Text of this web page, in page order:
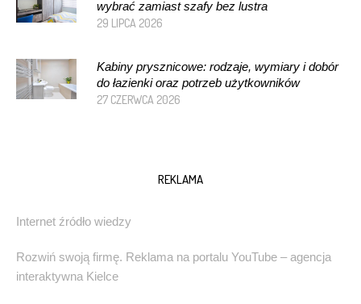
wybrać zamiast szafy bez lustra
29 LIPCA 2026
Kabiny prysznicowe: rodzaje, wymiary i dobór
do łazienki oraz potrzeb użytkowników
27 CZERWCA 2026
REKLAMA
Internet źródło wiedzy
Rozwiń swoją firmę. Reklama na portalu YouTube – agencja
interaktywna Kielce